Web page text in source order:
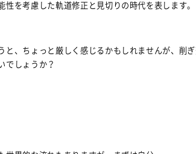
性を考慮した軌道修正と見切りの時代を表します。
と、ちょっと厳しく感じるかもしれませんが、削
でしょうか？